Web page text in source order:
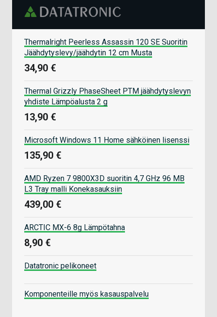
Thermalright Peerless Assassin 120 SE Suoritin
Jäähdytyslevy/jäähdytin 12 cm Musta
34,90 €
Thermal Grizzly PhaseSheet PTM jäähdytyslevyn
yhdiste Lämpöalusta 2 g
13,90 €
Microsoft Windows 11 Home sähköinen lisenssi
135,90 €
AMD Ryzen 7 9800X3D suoritin 4,7 GHz 96 MB
L3 Tray malli Konekasauksiin
439,00 €
ARCTIC MX-6 8g Lämpötahna
8,90 €
Datatronic pelikoneet
Komponenteille myös kasauspalvelu